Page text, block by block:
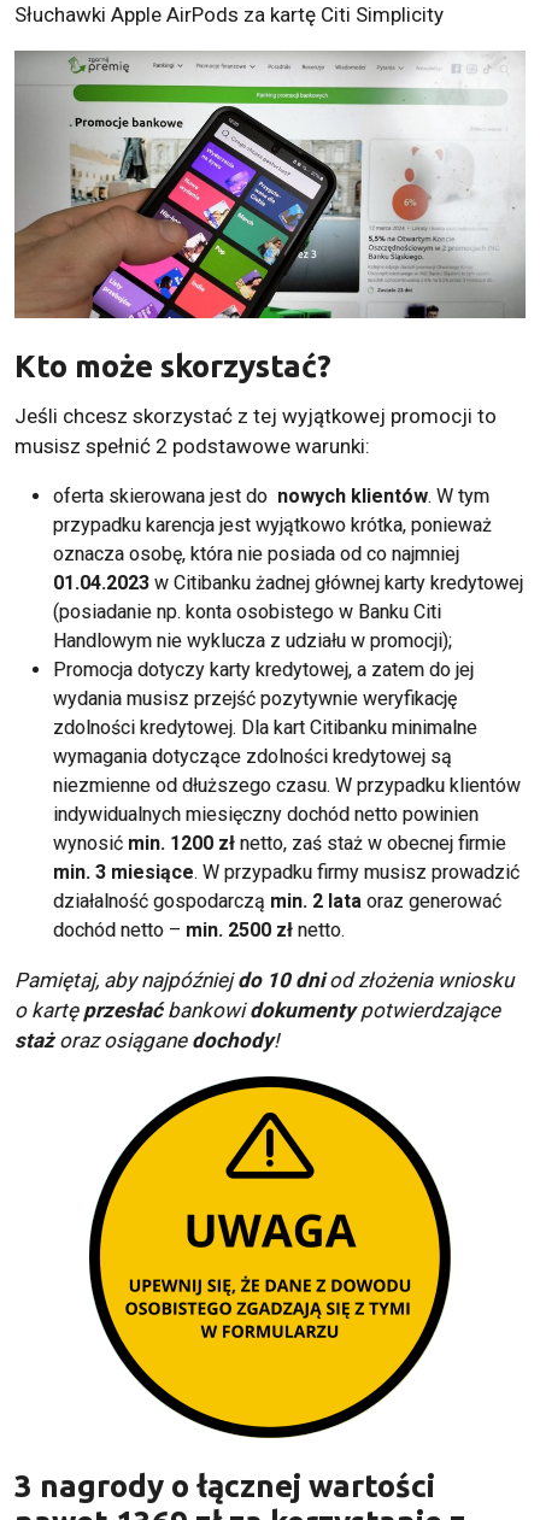
Słuchawki Apple AirPods za kartę Citi Simplicity
Kto może skorzystać?
Jeśli chcesz skorzystać z tej wyjątkowej promocji to
musisz spełnić 2 podstawowe warunki:
oferta skierowana jest do nowych klientów. W tym
przypadku karencja jest wyjątkowo krótka, ponieważ
oznacza osobę, która nie posiada od co najmniej
01.04.2023 w Citibanku żadnej głównej karty kredytowej
(posiadanie np. konta osobistego w Banku Citi
Handlowym nie wyklucza z udziału w promocji);
Promocja dotyczy karty kredytowej, a zatem do jej
wydania musisz przejść pozytywnie weryfikację
zdolności kredytowej. Dla kart Citibanku minimalne
wymagania dotyczące zdolności kredytowej są
niezmienne od dłuższego czasu. W przypadku klientów
indywidualnych miesięczny dochód netto powinien
wynosić min. 1200 zł netto, zaś staż w obecnej firmie
min. 3 miesiące. W przypadku firmy musisz prowadzić
działalność gospodarczą min. 2 lata oraz generować
dochód netto – min. 2500 zł netto.
Pamiętaj, aby najpóźniejdo 10 dniod złożenia wniosku
o kartę przesłaćbankowidokumentypotwierdzające
stażoraz osiągane dochody!
3 nagrody o łącznej wartości